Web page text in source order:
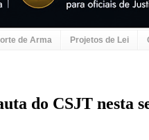
de Arma Projetos de Lei
do CSJT nesta